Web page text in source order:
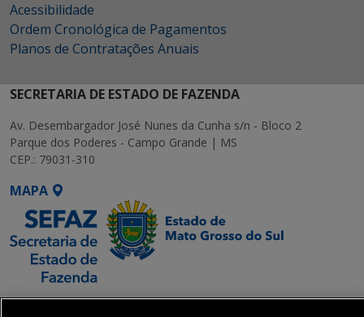
Acessibilidade
Ordem Cronológica de Pagamentos
Planos de Contratações Anuais
SECRETARIA DE ESTADO DE FAZENDA
Av. Desembargador José Nunes da Cunha s/n - Bloco 2
Parque dos Poderes - Campo Grande | MS
CEP.: 79031-310
MAPA
SETDIG | Secretaria-